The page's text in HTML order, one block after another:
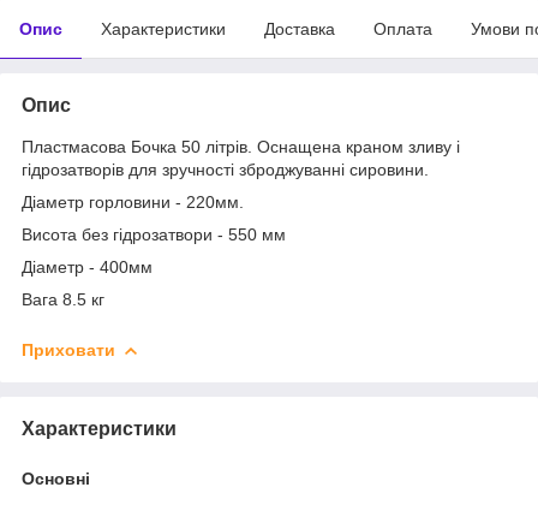
Опис Характеристики Доставка Оплата Умови
Опис
Пластмасова Бочка 50 літрів. Оснащена краном зливу і
гідрозатворів для зручності зброджуванні сировини.
Діаметр горловини - 220мм.
Висота без гідрозатвори - 550 мм
Діаметр - 400мм
Вага 8.5 кг
Приховати
Характеристики
Основні